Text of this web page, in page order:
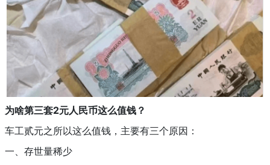
为啥第三套2元人民币这么值钱 ？
车工贰元之所以这么值钱，主要有三个原因：
一、存世量稀少